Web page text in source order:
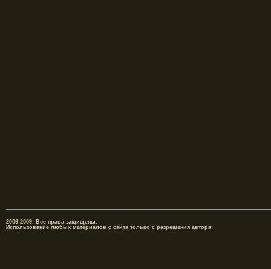
2006-2009. Все права защищены.
Использование любых материалов с сайта только с разрешения автора!